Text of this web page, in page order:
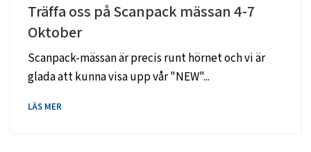
Träffa oss på Scanpack mässan 4-7
Oktober
Scanpack-mässan är precis runt hörnet och vi är
glada att kunna visa upp vår "NEW"...
LÄS MER